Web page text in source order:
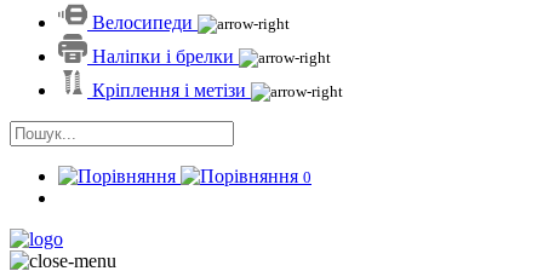
Велосипеди
Наліпки і брелки
Кріплення і метізи
0